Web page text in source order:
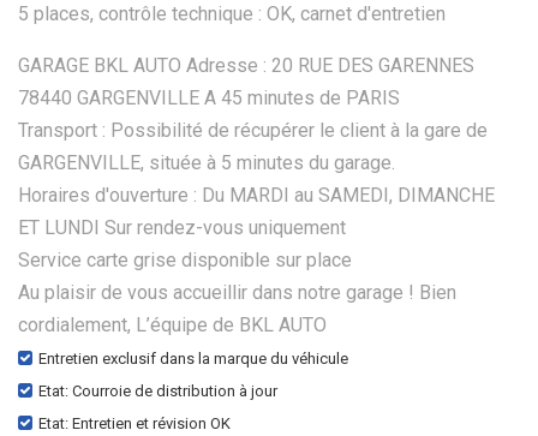
5 places, contrôle technique : OK, carnet d'entretien
GARAGE BKL AUTO Adresse : 20 RUE DES GARENNES
78440 GARGENVILLE A 45 minutes de PARIS
Transport : Possibilité de récupérer le client à la gare de
GARGENVILLE, située à 5 minutes du garage.
Horaires d'ouverture : Du MARDI au SAMEDI, DIMANCHE
ET LUNDI Sur rendez-vous uniquement
Service carte grise disponible sur place
Au plaisir de vous accueillir dans notre garage ! Bien
cordialement, L’équipe de BKL AUTO
Entretien exclusif dans la marque du véhicule
Etat: Courroie de distribution à jour
Etat: Entretien et révision OK